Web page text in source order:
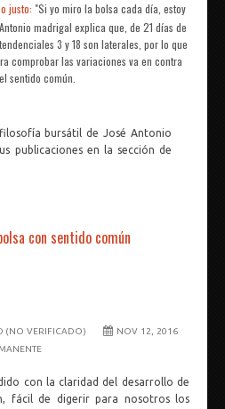
justo: "Si yo miro la bolsa cada día, estoy
madrigal explica que, de 21 días de
3 y 18 son laterales, por lo que
comprobar las variaciones va en contra
sentido común.
bursátil de José Antonio
publicaciones en la sección de
(NO VERIFICADO)
NOV 12, 2016
con la claridad del desarrollo de
fácil de digerir para nosotros los